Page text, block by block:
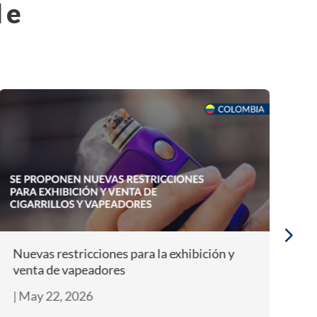
Nuevas restricciones para la exhibición y
venta de vapeadores
| May 22, 2026